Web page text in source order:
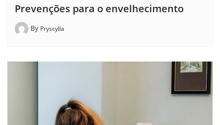
Prevenções para o envelhecimento
By Pryscylla